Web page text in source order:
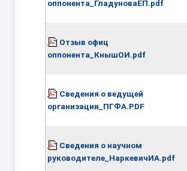
оппонента_ГладуноваЕП.pdf
Отзыв офиц
оппонента_КнышОИ.pdf
Сведения о ведущей
организации_ПГФА.PDF
Сведения о научном
руководителе_НаркевичИА.pdf